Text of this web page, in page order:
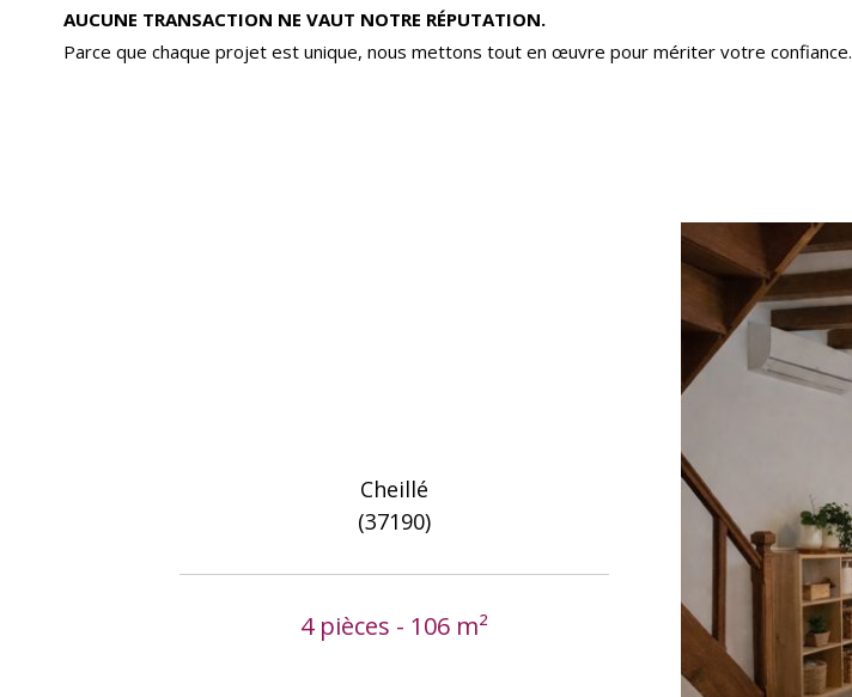
AUCUNE TRANSACTION NE VAUT NOTRE RÉPUTATION.
Parce que chaque projet est unique, nous mettons tout en œuvre pour mériter votre confiance.
Cheillé
(37190)
4 pièces - 106 m²